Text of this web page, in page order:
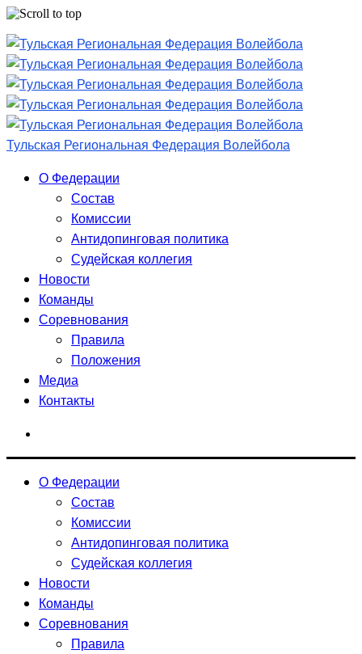
Skip
to
content
Тульская Региональная Федерация Волейбола
О Федерации
Состав
Комисcии
Антидопинговая политика
Судейская коллегия
Новости
Команды
Соревнования
Правила
Положения
Медиа
Контакты
О Федерации
Состав
Комисcии
Антидопинговая политика
Судейская коллегия
Новости
Команды
Соревнования
Правила